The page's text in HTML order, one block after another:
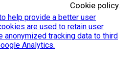
Cookie policy.
help provide a better user
are used to retain user
anonymized tracking data to third
Analytics.